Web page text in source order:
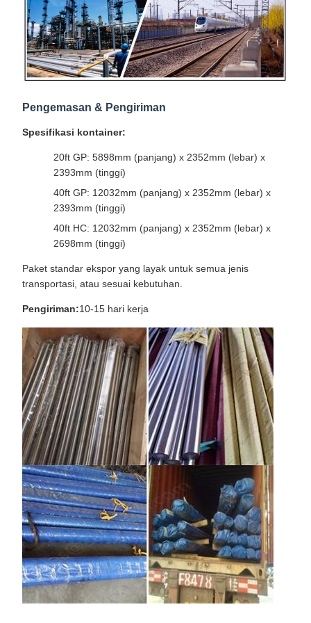
Pengemasan & Pengiriman
Spesifikasi kontainer:
20ft GP: 5898mm (panjang) x 2352mm (lebar) x
2393mm (tinggi)
40ft GP: 12032mm (panjang) x 2352mm (lebar) x
2393mm (tinggi)
40ft HC: 12032mm (panjang) x 2352mm (lebar) x
2698mm (tinggi)
Paket standar ekspor yang layak untuk semua jenis
transportasi, atau sesuai kebutuhan.
Pengiriman:10-15 hari kerja